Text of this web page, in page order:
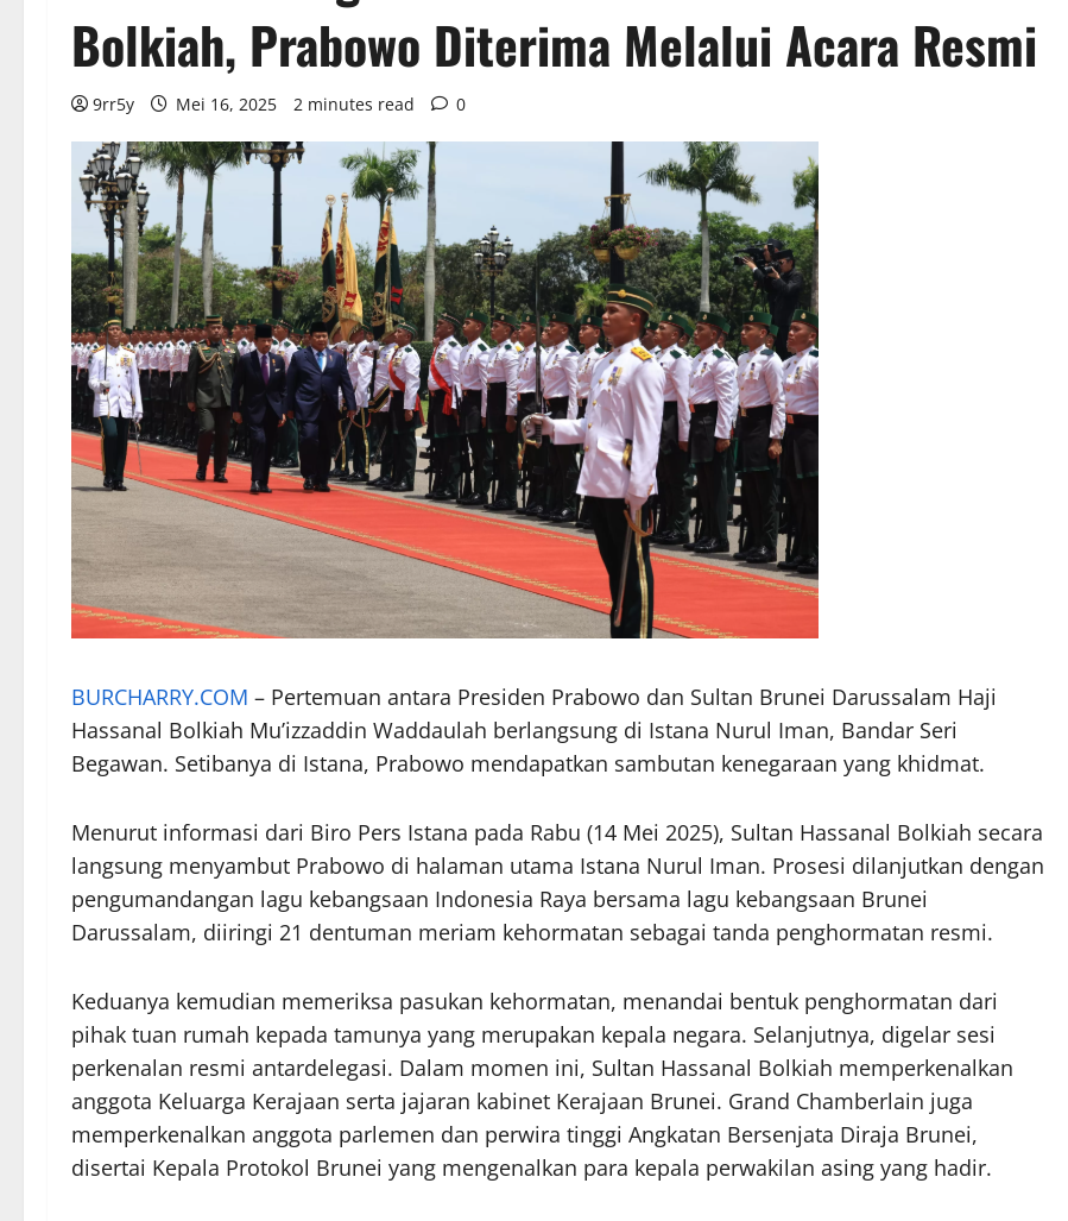
Bolkiah, Prabowo Diterima Melalui Acara Resmi
9rr5y Mei 16, 2025 2 minutes read 0
BURCHARRY.COM – Pertemuan antara Presiden Prabowo dan Sultan Brunei Darussalam Haji
Hassanal Bolkiah Mu’izzaddin Waddaulah berlangsung di Istana Nurul Iman, Bandar Seri
Begawan. Setibanya di Istana, Prabowo mendapatkan sambutan kenegaraan yang khidmat.
Menurut informasi dari Biro Pers Istana pada Rabu (14 Mei 2025), Sultan Hassanal Bolkiah secara
langsung menyambut Prabowo di halaman utama Istana Nurul Iman. Prosesi dilanjutkan dengan
pengumandangan lagu kebangsaan Indonesia Raya bersama lagu kebangsaan Brunei
Darussalam, diiringi 21 dentuman meriam kehormatan sebagai tanda penghormatan resmi.
Keduanya kemudian memeriksa pasukan kehormatan, menandai bentuk penghormatan dari
pihak tuan rumah kepada tamunya yang merupakan kepala negara. Selanjutnya, digelar sesi
perkenalan resmi antardelegasi. Dalam momen ini, Sultan Hassanal Bolkiah memperkenalkan
anggota Keluarga Kerajaan serta jajaran kabinet Kerajaan Brunei. Grand Chamberlain juga
memperkenalkan anggota parlemen dan perwira tinggi Angkatan Bersenjata Diraja Brunei,
disertai Kepala Protokol Brunei yang mengenalkan para kepala perwakilan asing yang hadir.